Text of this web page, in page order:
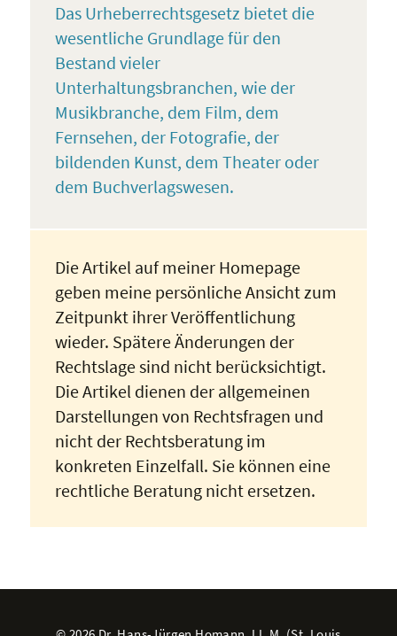
Das Urheberrechtsgesetz bietet die
wesentliche Grundlage für den
Bestand vieler
Unterhaltungsbranchen, wie der
Musikbranche, dem Film, dem
Fernsehen, der Fotografie, der
bildenden Kunst, dem Theater oder
dem Buchverlagswesen.
Die Artikel auf meiner Homepage
geben meine persönliche Ansicht zum
Zeitpunkt ihrer Veröffentlichung
wieder. Spätere Änderungen der
Rechtslage sind nicht berücksichtigt.
Die Artikel dienen der allgemeinen
Darstellungen von Rechtsfragen und
nicht der Rechtsberatung im
konkreten Einzelfall. Sie können eine
rechtliche Beratung nicht ersetzen.